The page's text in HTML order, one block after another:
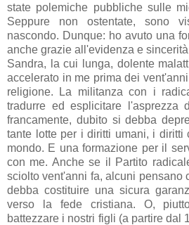
state polemiche pubbliche sulle
Seppure non ostentate, sono
nascondo. Dunque: ho avuto una
anche grazie all'evidenza e
Sandra, la cui lunga, dolente
accelerato in me prima dei
religione. La militanza con i
tradurre ed esplicitare l'asprezza
francamente, dubito si debba
tante lotte per i diritti umani, i diritti
mondo. E una formazione per il
con me. Anche se il Partito
sciolto vent'anni fa, alcuni pensano
debba costituire una sicura
verso la fede cristiana. O,
battezzare i nostri figli (a partire dal